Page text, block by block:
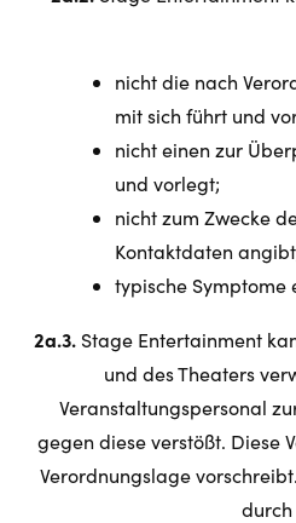
nicht die nach
mit sich führt und
nicht einen zur
und vorlegt;
nicht zum Zwecke
Kontaktdaten
typische Symptome
2a.3. Stage Entertainment
und des Theaters
Veranstaltungspersonal
gegen diese verstößt. Diese
Verordnungslage